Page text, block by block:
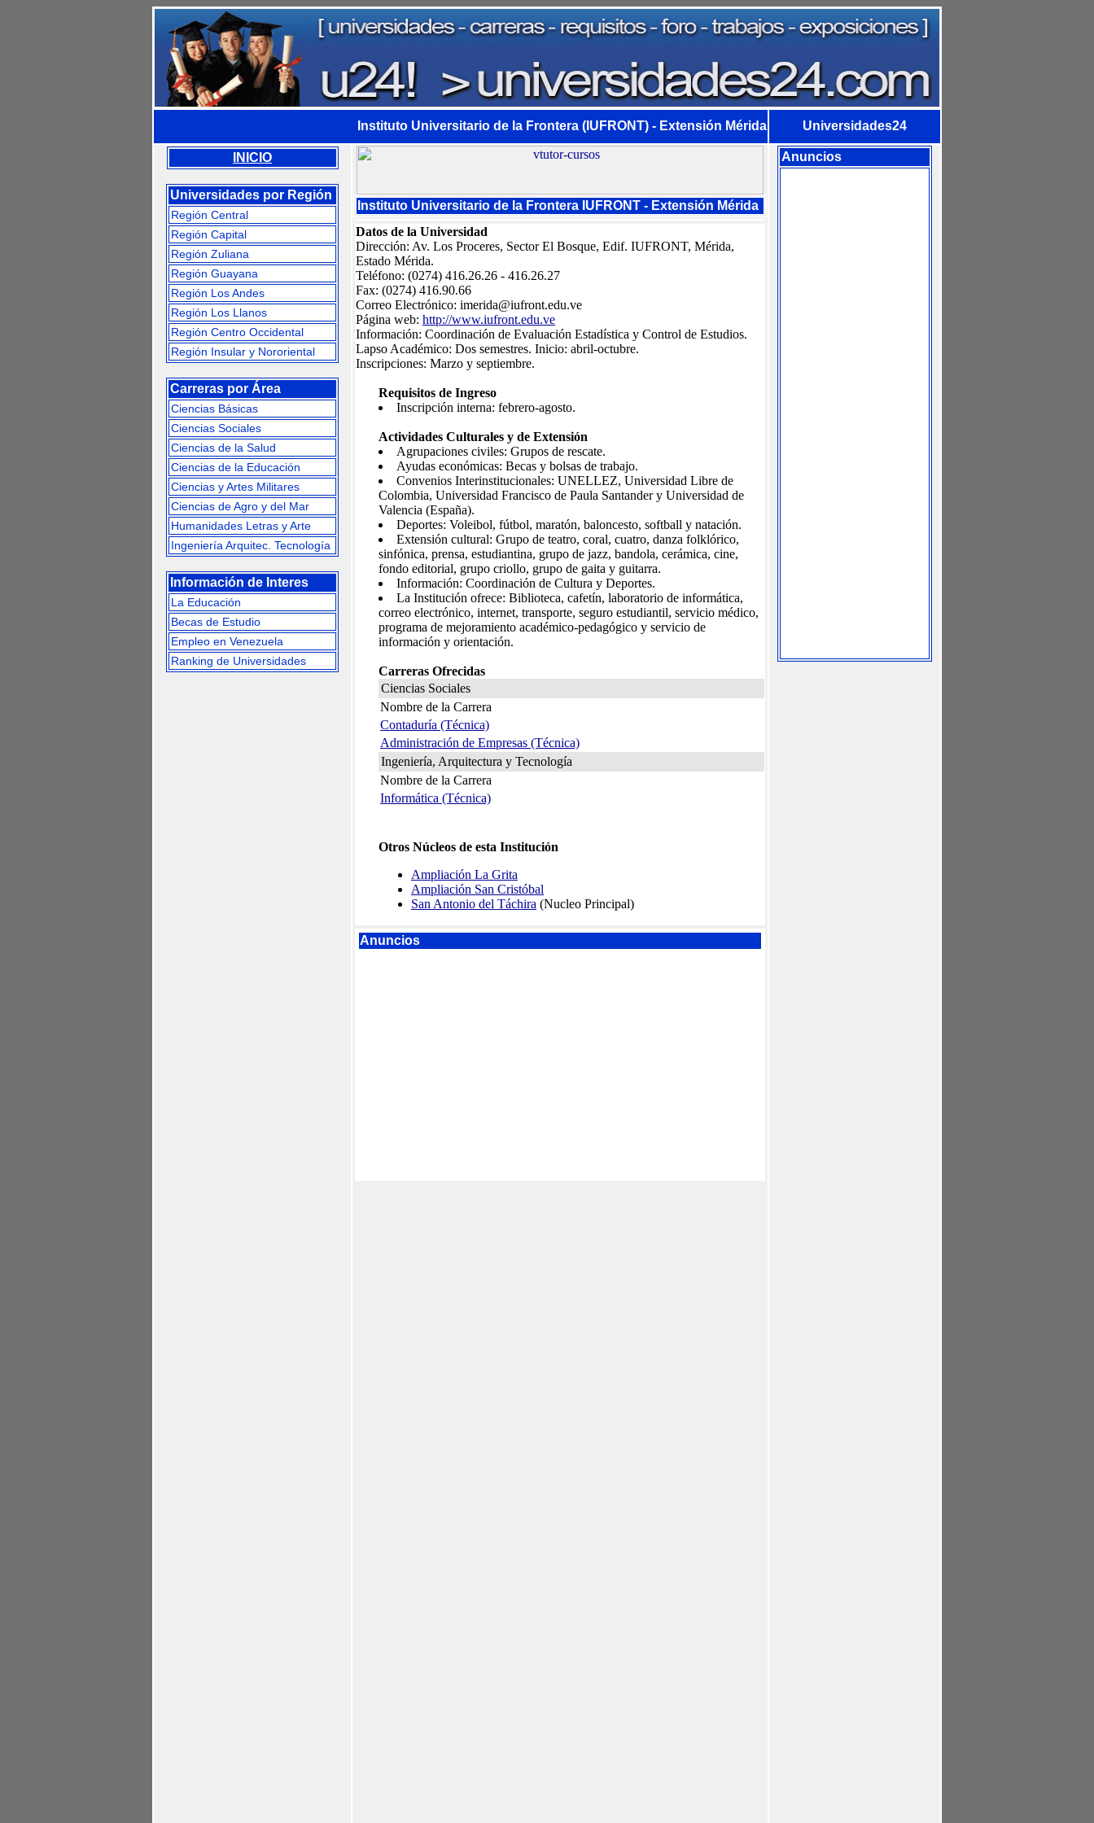
Instituto Universitario de la Frontera (IUFRONT) - Extensión Mérida Universidades24
INICIO
Universidades por Región
Región Central
Región Capital
Región Zuliana
Región Guayana
Región Los Andes
Región Los Llanos
Región Centro Occidental
Región Insular y Nororiental
Carreras por Área
Ciencias Básicas
Ciencias Sociales
Ciencias de la Salud
Ciencias de la Educación
Ciencias y Artes Militares
Ciencias de Agro y del Mar
Humanidades Letras y Arte
Ingeniería Arquitec. Tecnología
Información de Interes
La Educación
Becas de Estudio
Empleo en Venezuela
Ranking de Universidades
Instituto Universitario de la Frontera IUFRONT - Extensión Mérida
Datos de la Universidad
Dirección: Av. Los Proceres, Sector El Bosque, Edif. IUFRONT, Mérida,
Estado Mérida.
Teléfono: (0274) 416.26.26 - 416.26.27
Fax: (0274) 416.90.66
Correo Electrónico: imerida@iufront.edu.ve
Página web: http://www.iufront.edu.ve
Información: Coordinación de Evaluación Estadística y Control de Estudios.
Lapso Académico: Dos semestres. Inicio: abril-octubre.
Inscripciones: Marzo y septiembre.
Requisitos de Ingreso
Inscripción interna: febrero-agosto.
Actividades Culturales y de Extensión
Agrupaciones civiles: Grupos de rescate.
Ayudas económicas: Becas y bolsas de trabajo.
Convenios Interinstitucionales: UNELLEZ, Universidad Libre de
Colombia, Universidad Francisco de Paula Santander y Universidad de
Valencia (España).
Deportes: Voleibol, fútbol, maratón, baloncesto, softball y natación.
Extensión cultural: Grupo de teatro, coral, cuatro, danza folklórico,
sinfónica, prensa, estudiantina, grupo de jazz, bandola, cerámica, cine,
fondo editorial, grupo criollo, grupo de gaita y guitarra.
Información: Coordinación de Cultura y Deportes.
La Institución ofrece: Biblioteca, cafetín, laboratorio de informática,
correo electrónico, internet, transporte, seguro estudiantil, servicio médico,
programa de mejoramiento académico-pedagógico y servicio de
información y orientación.
Carreras Ofrecidas
Ciencias Sociales
Nombre de la Carrera
Contaduría (Técnica)
Administración de Empresas (Técnica)
Ingeniería, Arquitectura y Tecnología
Nombre de la Carrera
Informática (Técnica)
Otros Núcleos de esta Institución
Ampliación La Grita
Ampliación San Cristóbal
San Antonio del Táchira (Nucleo Principal)
Anuncios
Anuncios